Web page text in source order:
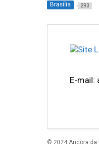
Brasília 293
E-mail:
© 2024 Ancora da